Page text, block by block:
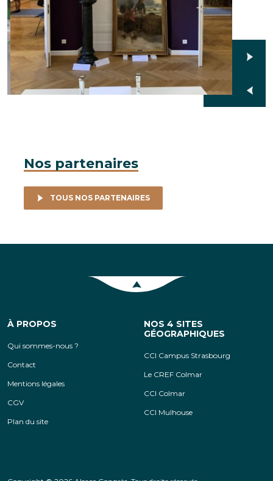
Nos partenaires
TOUS NOS PARTENAIRES
Retour en haut de la page
À PROPOS
Qui sommes-nous ?
Contact
Mentions légales
CGV
Plan du site
NOS 4 SITES
GÉOGRAPHIQUES
CCI Campus Strasbourg
Le CREF Colmar
CCI Colmar
CCI Mulhouse